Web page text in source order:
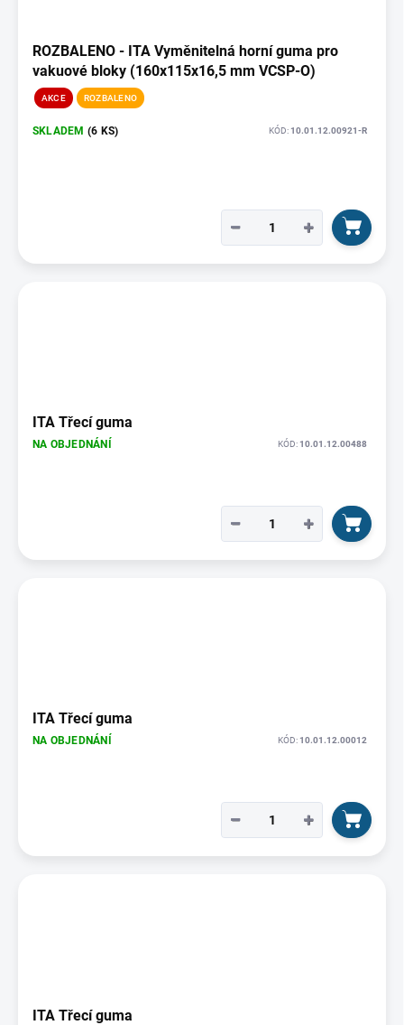
ROZBALENO - ITA Vyměnitelná horní guma pro
vakuové bloky (160x115x16,5 mm VCSP-O)
AKCE ROZBALENO
SKLADEM (6 KS) KÓD:10.01.12.00921-R
+
−
ITA Třecí guma
NA OBJEDNÁNÍ KÓD:10.01.12.00488
+
−
ITA Třecí guma
NA OBJEDNÁNÍ KÓD:10.01.12.00012
+
−
ITA Třecí guma